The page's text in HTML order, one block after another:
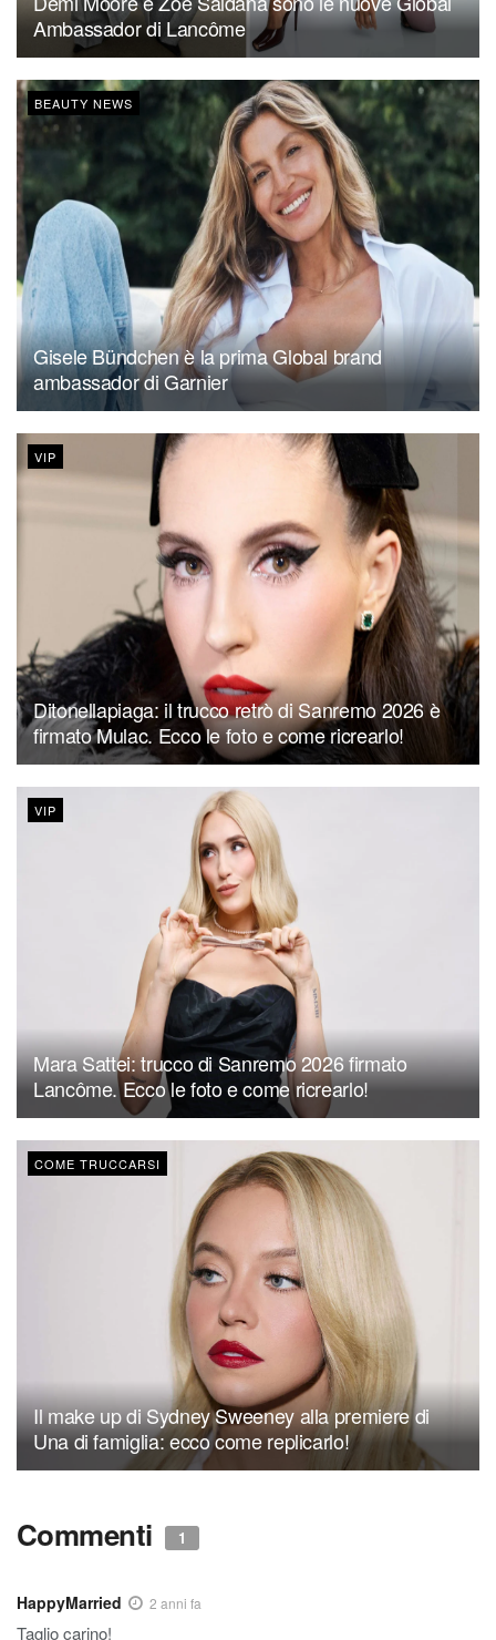
Ambassador di Lancôme
BEAUTY NEWS
Gisele Bündchen è la prima Global brand
ambassador di Garnier
VIP
Ditonellapiaga: il trucco retrò di Sanremo 2026 è
firmato Mulac. Ecco le foto e come ricrearlo!
VIP
Mara Sattei: trucco di Sanremo 2026 firmato
Lancôme. Ecco le foto e come ricrearlo!
COME TRUCCARSI
Il make up di Sydney Sweeney alla premiere di
Una di famiglia: ecco come replicarlo!
Commenti 1
HappyMarried 2 anni fa
Taglio carino!